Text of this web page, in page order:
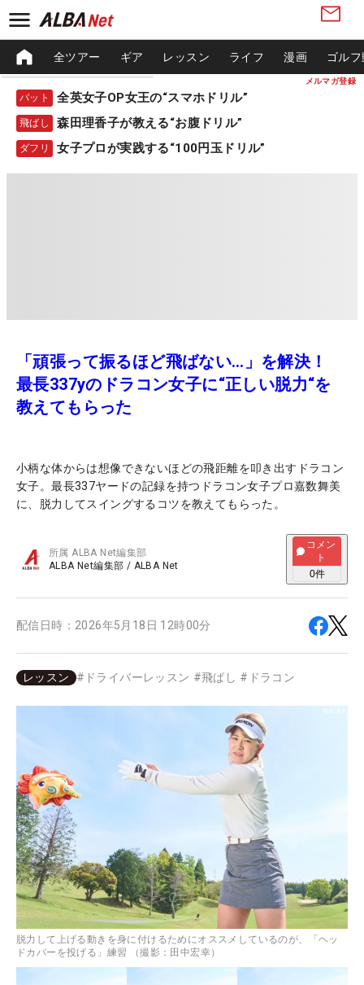
メルマガ登録
全ツアー ギア レッスン ライフ 漫画 ゴル
パット 全英女子OP女王の“スマホドリル”
飛ばし 森田理香子が教える“お腹ドリル”
ダフリ 女子プロが実践する“100円玉ドリル”
「頑張って振るほど飛ばない…」を解決！
最長337yのドラコン女子に“正しい脱力“を
教えてもらった
小柄な体からは想像できないほどの飛距離を叩き出すドラコン
女子。最長337ヤードの記録を持つドラコン女子プロ嘉数舞美
に、脱力してスイングするコツを教えてもらった。
所属ALBA Net編集部
ALBA Net編集部 / ALBA Net
コメン
ト
0件
配信日時： 2026年5月18日 12時00分
レッスン # ドライバーレッスン #飛ばし # ドラコン
脱力して上げる動きを身に付けるためにオススメしているのが、「ヘッ
ドカバーを投げる」練習 （撮影：田中宏幸）